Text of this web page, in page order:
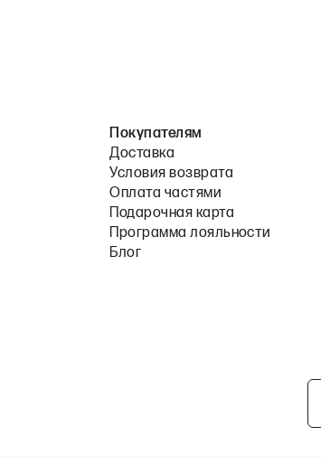
Покупателям
Доставка
Условия возврата
Оплата частями
Подарочная карта
Программа лояльности
Блог